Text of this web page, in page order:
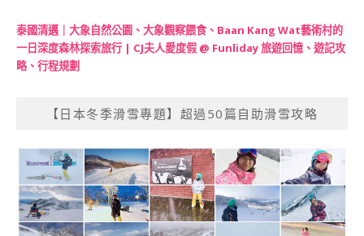
泰國清邁｜大象自然公園、大象觀察餵食、Baan Kang Wat藝術村的
一日深度森林探索旅行 | CJ夫人愛度假 @ Funliday 旅遊回憶、遊記攻
略、行程規劃
【日本冬季滑雪專題】超過50篇自助滑雪攻略